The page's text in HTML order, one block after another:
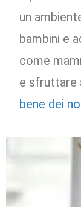
un
bambini e
come
e sfruttare
bene dei